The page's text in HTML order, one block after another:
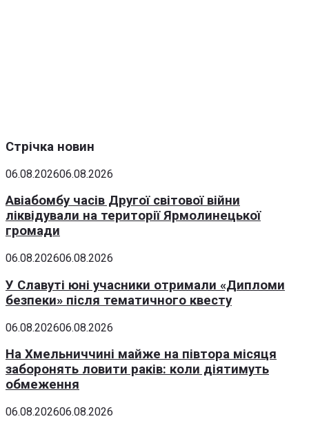
Стрічка новин
06.08.202606.08.2026
Авіабомбу часів Другої світової війни
ліквідували на території Ярмолинецької
громади
06.08.202606.08.2026
У Славуті юні учасники отримали «Дипломи
безпеки» після тематичного квесту
06.08.202606.08.2026
На Хмельниччині майже на півтора місяця
заборонять ловити раків: коли діятимуть
обмеження
06.08.202606.08.2026